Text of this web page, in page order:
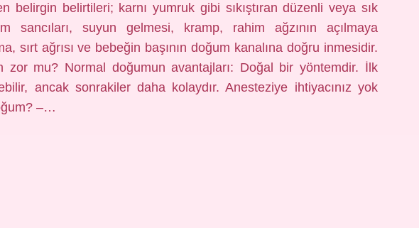
belirgin belirtileri; karnı yumruk gibi sıkıştıran düzenli veya sık
sancıları, suyun gelmesi, kramp, rahim ağzının açılmaya
sırt ağrısı ve bebeğin başının doğum kanalına doğru inmesidir.
zor mu? Normal doğumun avantajları: Doğal bir yöntemdir. İlk
ancak sonrakiler daha kolaydır. Anesteziye ihtiyacınız yok
–…